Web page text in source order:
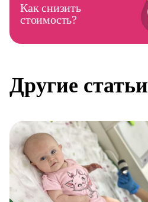
Как снизить
стоимость?
Другие статьи